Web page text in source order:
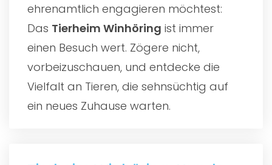
ehrenamtlich engagieren möchtest:
Das Tierheim Winhöring ist immer
einen Besuch wert. Zögere nicht,
vorbeizuschauen, und entdecke die
Vielfalt an Tieren, die sehnsüchtig auf
ein neues Zuhause warten.